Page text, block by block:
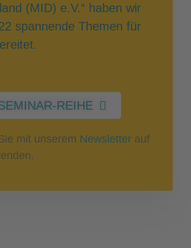
(MID) e.V.“ haben wir
spannende Themen für
REIHE
mit unserem Newsletter auf